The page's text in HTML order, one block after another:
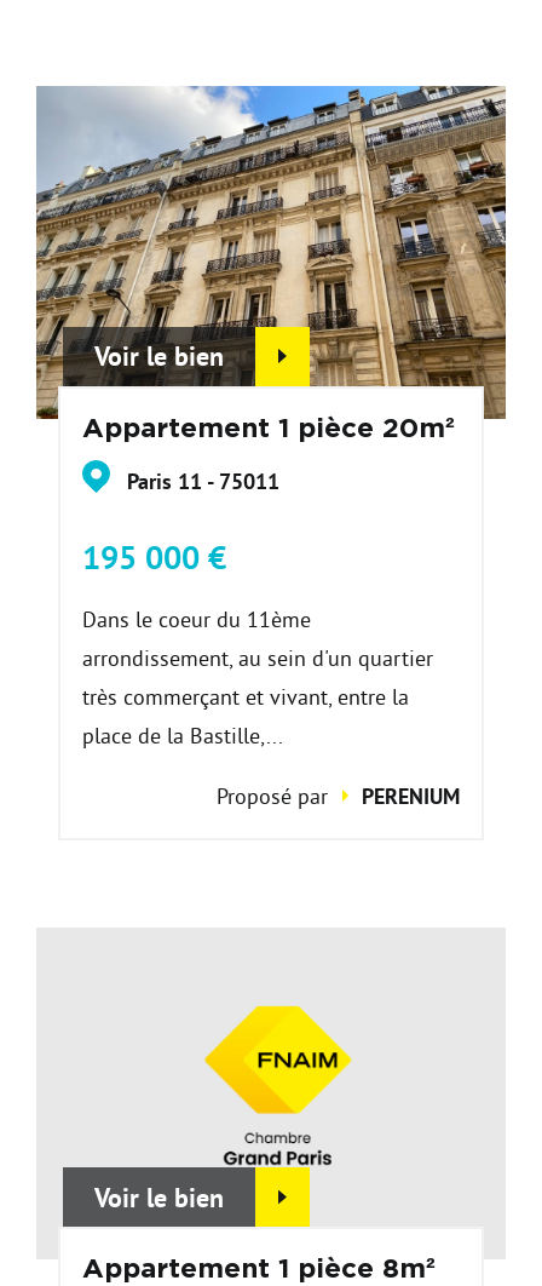
Voir le bien
Appartement 1 pièce 20m²
Paris 11 - 75011
195 000 €
Dans le coeur du 11ème
arrondissement, au sein d'un quartier
très commerçant et vivant, entre la
place de la Bastille,...
Proposé par PERENIUM
Voir le bien
Appartement 1 pièce 8m²